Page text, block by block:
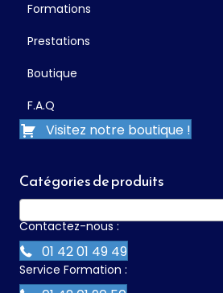
Formations
Prestations
Boutique
F.A.Q
Visitez notre boutique !
Catégories de produits
Contactez-nous :
01 42 01 49 49
Service Formation :